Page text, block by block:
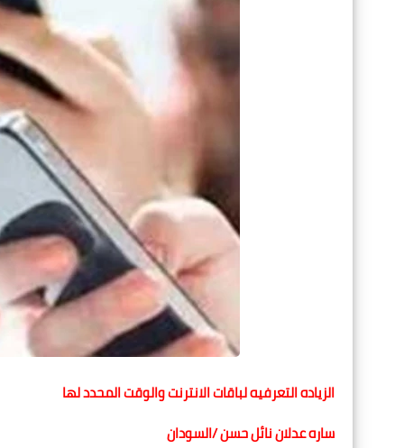
الزياده التعرفيه لباقات الانترنت والوقت المحدد لها
ساره عدلان نائل حسن /السودان